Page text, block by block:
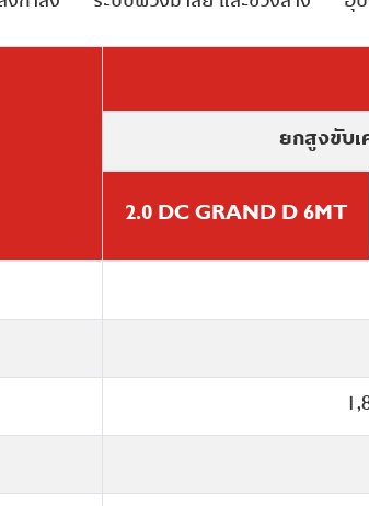
ยกสูงขับเ
2.0 DC GRAND D 6MT
ยกสูงขับเ
2.0 DC GRAND D 6MT
Diesel 2.0L
มม.)
ยกสูงขับเ
2.0 DC GRAND D 6MT
ยกสูงขับเ
2.0 DC GRAND D 6MT
แ
ยกสูงขับเ
2.0 DC GRAND D 6MT
นมัติ
ยกสูงขับเ
2.0 DC GRAND D 6MT
Touch
ยกสูงขับเ
2.0 DC GRAND D 6MT
จายแรง
ยกสูงขับเ
2.0 DC GRAND D 6MT
งพร้อม
ยกสูงขับเ
2.0 DC GRAND D 6MT
Car